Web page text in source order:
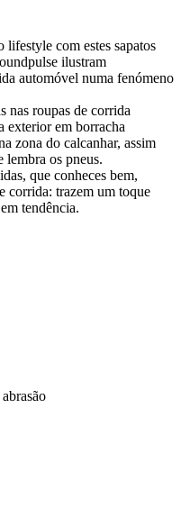
lifestyle com estes sapatos
ilustram
automóvel numa fenómeno
nas roupas de corrida
exterior em borracha
zona do calcanhar, assim
lembra os pneus.
que conheces bem,
corrida: trazem um toque
tendência.